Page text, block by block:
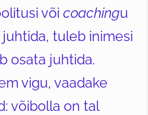
või coachingu
tuleb inimesi
osata juhtida.
vigu, vaadake
võibolla on tal